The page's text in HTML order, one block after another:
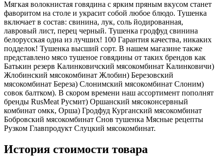
Мягкая волокнистая говядина с ярким пряным вкусом станет
фаворитом на столе и украсит собой любое блюдо. Тушенка
включает в состав: свинина, лук, соль йодированная,
лавровый лист, перец черный. Тушенка гродфуд свинина
белорусская одна из лучших! 100 Гарантия качества, никаких
подделок! Тушенка высший сорт. В нашем магазине также
представлено мясо тушеное говядины от таких брендов как
Батькин резерв Калинковичский мясокомбинат Калинковичи)
Жлобинский мясокомбинат Жлобин) Березовский
мясокомбинат Береза) Слонимский мясокомбинат Слоним)
совок балтком). В скором времени наш ассортимент пополнят
бренды RusMeat Русмит) Оршанский мясоконсервный
комбинат омкк, Орша) Гродфуд Курганский мясокомбинат
Бобровский мясокомбинат Снов тушенка Мясные рецепты
Рузком Главпродукт Слуцкий мясокомбинат.
История стоимости товара